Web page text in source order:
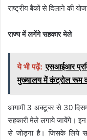
राष्ट्रीय बैंकों से दिलाने की
राज्य में लगेंगे सहकार मेले
ये भी पढ़ें: एसआईआर
मुख्यालय में कंट्रोल रूम
आगामी 3 अक्टूबर से 30
सहकारी मेले लगाये जायेंगे। इन
से जोड़ना है। जिसके लिये